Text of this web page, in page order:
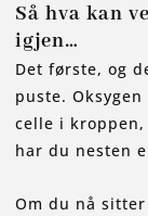
Så hva kan
igjen…
Det første, og
puste.
celle i
har du nesten
Om du nå